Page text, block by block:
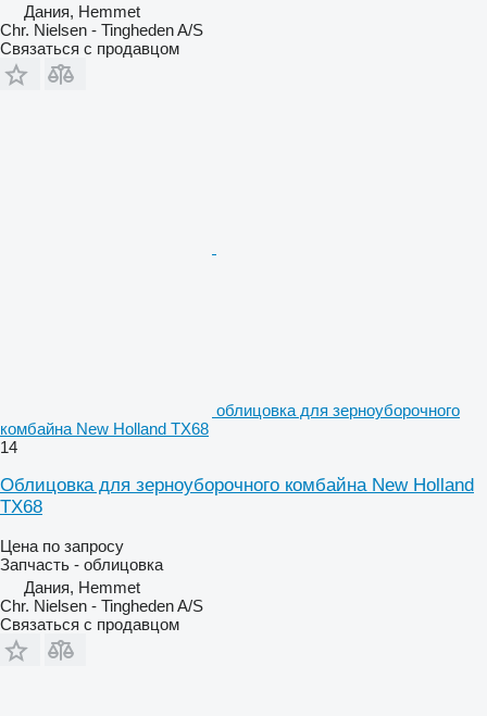
Дания, Hemmet
Chr. Nielsen - Tingheden A/S
Связаться с продавцом
облицовка для зерноуборочного
комбайна New Holland TX68
14
Облицовка для зерноуборочного комбайна New Holland
TX68
Цена по запросу
Запчасть - облицовка
Дания, Hemmet
Chr. Nielsen - Tingheden A/S
Связаться с продавцом